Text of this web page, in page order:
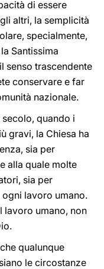
di essere
altri, la semplicità
specialmente,
Santissima
senso trascendente
conservare e far
nazionale.
quando i
gravi, la Chiesa ha
sia per
alla quale molte
sia per
lavoro umano.
lavoro umano, non
qualunque
le circostanze